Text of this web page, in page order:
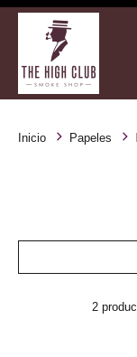
Inicio Papeles
2